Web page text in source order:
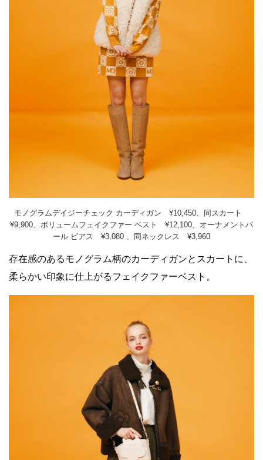
モノグラムデイジーチェック カーディガン ¥10,450、同スカート
¥9,900、ボリュームフェイクファー ベスト ¥12,100、オーナメントパ
ール ピアス ¥3,080 、同ネックレス ¥3,960
存在感のあるモノグラム柄のカーディガンとスカートに、
柔らかい印象に仕上がるフェイクファーベスト。